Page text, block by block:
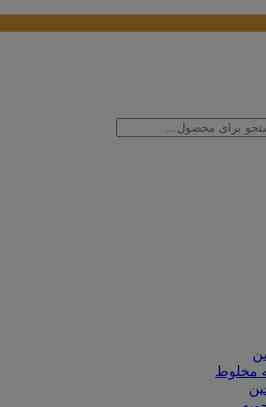
مخلوط